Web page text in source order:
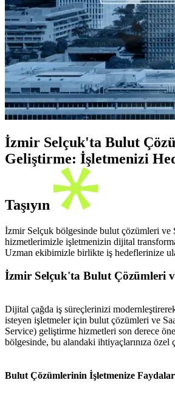
İzmir Selçuk'ta Bulut
Geliştirme: İşletmenizi
Taşıyın
İzmir Selçuk bölgesinde bulut çözümleri ve
hizmetlerimizle işletmenizin dijital
Uzman ekibimizle birlikte iş hedeflerinize
İzmir Selçuk'ta Bulut Çözümleri
Dijital çağda iş süreçlerinizi
isteyen işletmeler için bulut çözümleri ve
Service) geliştirme hizmetleri son derece
bölgesinde, bu alandaki ihtiyaçlarınıza özel
Bulut Çözümlerinin İşletmenize